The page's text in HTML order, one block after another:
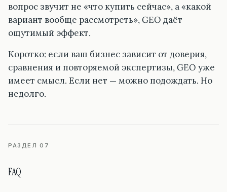
вопрос звучит не «что купить сейчас», а «какой
вариант вообще рассмотреть», GEO даёт
ощутимый эффект.
Коротко: если ваш бизнес зависит от доверия,
сравнения и повторяемой экспертизы, GEO уже
имеет смысл. Если нет — можно подождать. Но
недолго.
РАЗДЕЛ 07
FAQ